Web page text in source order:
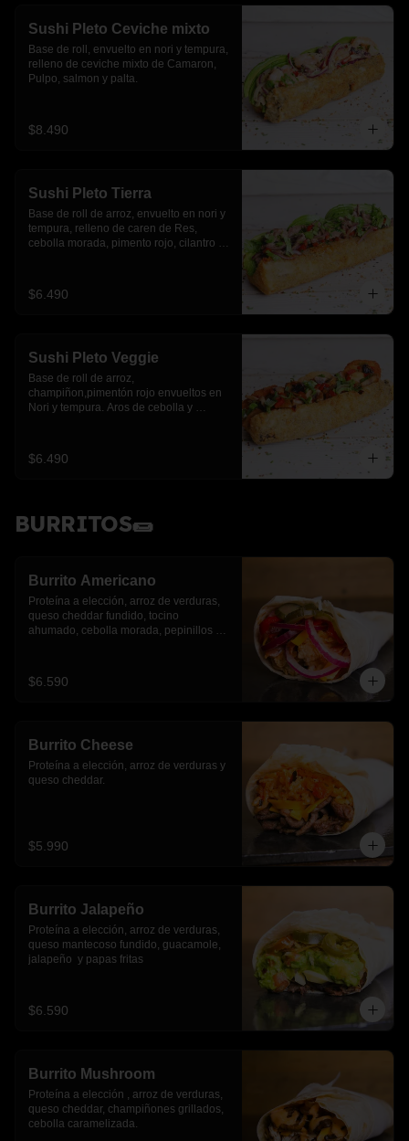
Sushi Pleto Ceviche mixto
Base de roll, envuelto en nori y tempura,
relleno de ceviche mixto de Camaron,
Pulpo, salmon y palta.
$8.490
Sushi Pleto Tierra
Base de roll de arroz, envuelto en nori y
tempura, relleno de caren de Res,
cebolla morada, pimento rojo, cilantro y
$6.490
Sushi Pleto Veggie
Base de roll de arroz,
champiñon,pimentón rojo envueltos en
Nori y tempura. Aros de cebolla y
$6.490
BURRITOS🌯
Burrito Americano
Proteína a elección, arroz de verduras,
queso cheddar fundido, tocino
ahumado, cebolla morada, pepinillos y
$6.590
Burrito Cheese
Proteína a elección, arroz de verduras y
queso cheddar.
$5.990
Burrito Jalapeño
Proteína a elección, arroz de verduras,
queso mantecoso fundido, guacamole,
jalapeño  y papas fritas
$6.590
Burrito Mushroom
Proteína a elección , arroz de verduras,
queso cheddar, champiñones grillados,
cebolla caramelizada.